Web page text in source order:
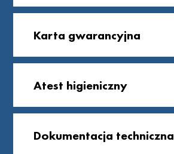
Karta gwarancyjna
Atest higieniczny
Dokumentacja techniczna